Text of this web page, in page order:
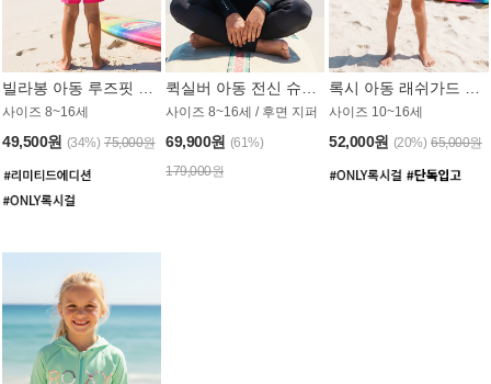
사이즈 8~16세
49,500원 (34%) 75,000원
사이즈 8~16세 / 후면 지퍼
69,900원 (61%)
179,000원
사이즈 10~16세
52,000원 (20%) 65,000원